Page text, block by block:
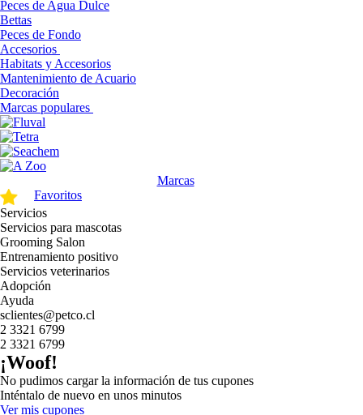
Peces de Agua Dulce
Bettas
Peces de Fondo
Accesorios
Habitats y Accesorios
Mantenimiento de Acuario
Decoración
Marcas populares
Marcas
Favoritos
Servicios
Servicios para mascotas
Grooming Salon
Entrenamiento positivo
Servicios veterinarios
Adopción
Ayuda
sclientes@petco.cl
2 3321 6799
2 3321 6799
¡Woof!
No pudimos cargar la información de tus cupones
Inténtalo de nuevo en unos minutos
Ver mis cupones